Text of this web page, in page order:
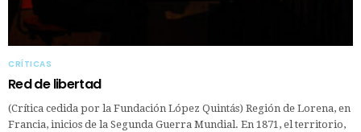
CRÍTICAS
Red de libertad
(Crítica cedida por la Fundación López Quintás) Región de Lorena, en
Francia, inicios de la Segunda Guerra Mundial. En 1871, el territorio,